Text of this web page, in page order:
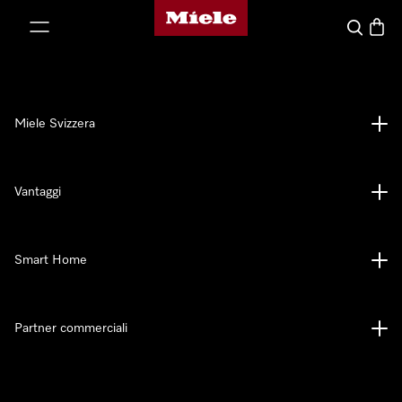
Homepage di Miele
Cerca
Miele Svizzera
Vantaggi
Smart Home
Partner commerciali